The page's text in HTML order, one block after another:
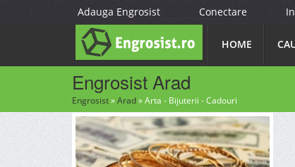
Adauga Engrosist Conectare
HOME
Engrosist Arad
Engrosist»Arad»Arta - Bijuterii - Cadouri